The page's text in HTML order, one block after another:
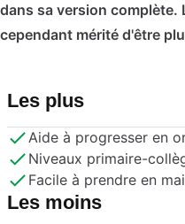
dans sa version complète.
cependant mérité d'être
Les plus
Aide à progresser en
Niveaux primaire-
Facile à prendre en
Les moins